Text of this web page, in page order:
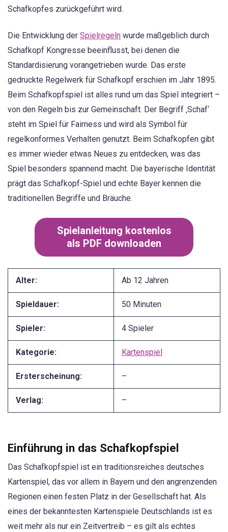
Schafkopfes zurückgeführt wird.
Die Entwicklung der Spielregeln wurde maßgeblich durch
Schafkopf Kongresse beeinflusst, bei denen die
Standardisierung vorangetrieben wurde. Das erste
gedruckte Regelwerk für Schafkopf erschien im Jahr 1895.
Beim Schafkopfspiel ist alles rund um das Spiel integriert –
von den Regeln bis zur Gemeinschaft. Der Begriff ‚Schaf‘
steht im Spiel für Fairness und wird als Symbol für
regelkonformes Verhalten genutzt. Beim Schafkopfen gibt
es immer wieder etwas Neues zu entdecken, was das
Spiel besonders spannend macht. Die bayerische Identität
prägt das Schafkopf-Spiel und echte Bayer kennen die
traditionellen Begriffe und Bräuche.
Spielanleitung kostenlos
als PDF downloaden
Alter: Ab 12 Jahren
Spieldauer: 50 Minuten
Spieler: 4 Spieler
Kategorie: Kartenspiel
Ersterscheinung: –
Verlag: –
Einführung in das Schafkopfspiel
Das Schafkopfspiel ist ein traditionsreiches deutsches
Kartenspiel, das vor allem in Bayern und den angrenzenden
Regionen einen festen Platz in der Gesellschaft hat. Als
eines der bekanntesten Kartenspiele Deutschlands ist es
weit mehr als nur ein Zeitvertreib – es gilt als echtes